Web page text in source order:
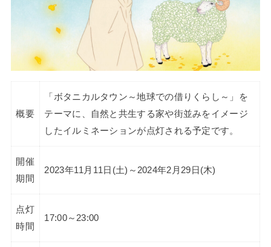
概要
「ボタニカルタウン～地球での借りくらし～」を
テーマに、自然と共生する家や街並みをイメージ
したイルミネーションが点灯される予定です。
開催
期間
2023年11月11日(土)～2024年2月29日(木)
点灯
時間
17:00～23:00